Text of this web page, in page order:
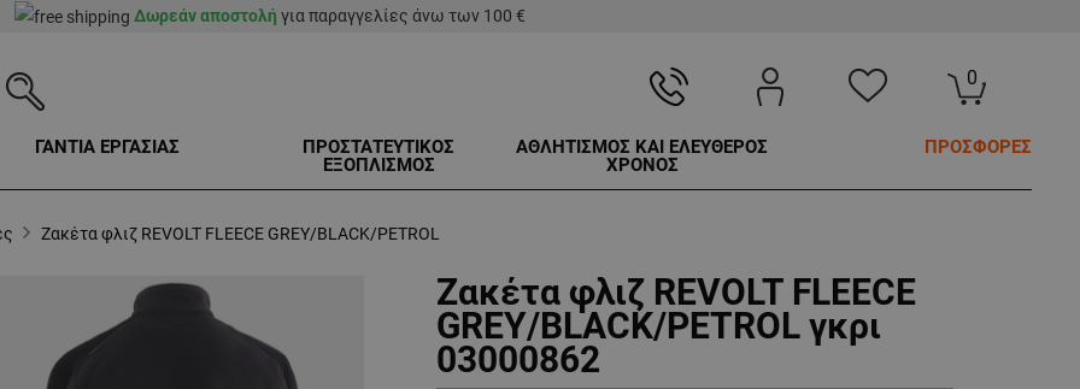
Δωρεάν αποστολή για παραγγελίες άνω των 100 €
0
ΓΑΝΤΙΑ ΕΡΓΑΣΙΑΣ
ΠΡΟΣΤΑΤΕΥΤΙΚΟΣ
ΕΞΟΠΛΙΣΜΟΣ
ΑΘΛΗΤΙΣΜΟΣ ΚΑΙ ΕΛΕΥΘΕΡΟΣ
ΧΡΟΝΟΣ
ΠΡΟΣΦΟΡΕΣ
Ζακέτα φλιζ REVOLT FLEECE GREY/BLACK/PETROL
Ζακέτα φλιζ REVOLT FLEECE
GREY/BLACK/PETROL γκρι
03000862